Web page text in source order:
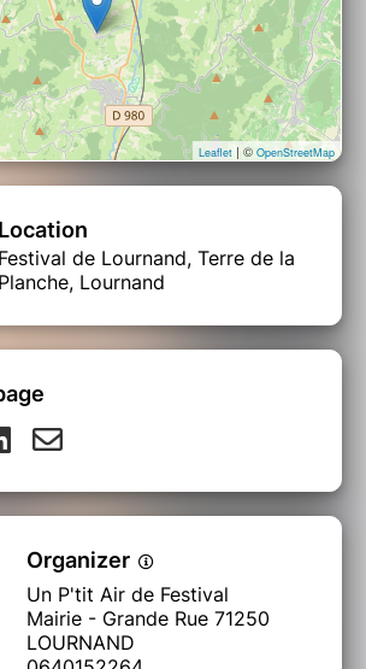
La Liane !
Leaflet | © OpenStreetMap
Location
Festival de Lournand, Terre de la
Planche, Lournand
Organizer
Un P'tit Air de Festival
Mairie - Grande Rue 71250
LOURNAND